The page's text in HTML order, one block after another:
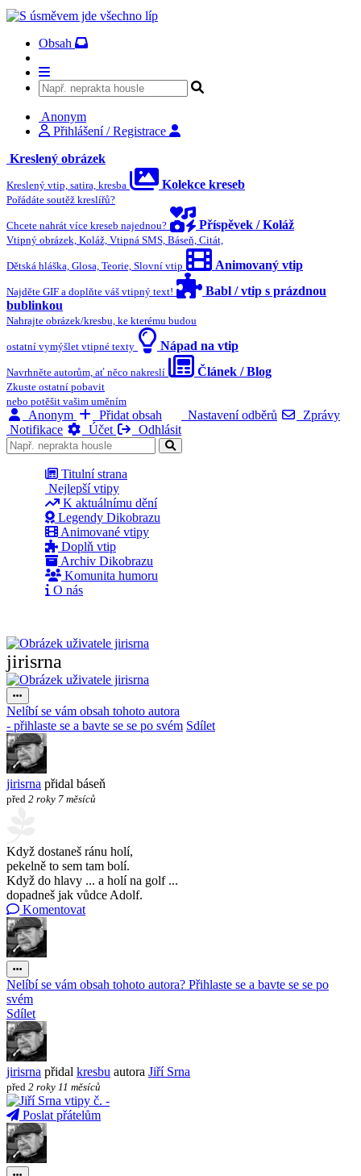
Obsah
Anonym
Přihlášení / Registrace
Kreslený obrázek
Kreslený vtip, satira, kresba Kolekce kreseb
Pořádáte soutěž kreslířů?
Chcete nahrát více kreseb najednou? Příspěvek / Koláž
Vtipný obrázek, Koláž, Vtipná SMS, Báseň, Citát,
Dětská hláška, Glosa, Teorie, Slovní vtip Animovaný vtip
Najděte GIF a doplňte váš vtipný text!
Babl / vtip s prázdnou
bublinkou
Nahrajte obrázek/kresbu, ke kterému budou
ostatní vymýšlet vtipné texty Nápad na vtip
Navrhněte autorům, ať něco nakreslí Článek / Blog
Zkuste ostatní pobavit
nebo potěšit vašim uměním
Anonym Přidat obsah Nastavení odběrů
Zprávy
Notifikace
Účet Odhlásit
Titulní strana
Nejlepší vtipy
K aktuálnímu dění
Legendy Dikobrazu
Animované vtipy
Doplň vtip
Archiv Dikobrazu
Komunita humoru
O nás
jirisrna
Nelíbí se vám obsah tohoto autora
- přihlaste se a bavte se se po svém Sdílet
jirisrna přidal báseň
před 2 roky 7 měsíců
Když dostaneš ránu holí,
pekelně to sem tam bolí.
Když do hlavy ... a holí na golf ...
dopadneš jak vůdce Adolf.
Komentovat
Nelíbí se vám obsah tohoto autora? Přihlaste se a bavte se se po
svém
Sdílet
jirisrna přidal kresbu autora Jiří Srna
před 2 roky 11 měsíců
Poslat přátelům